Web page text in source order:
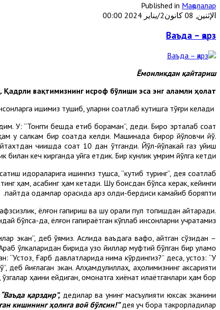
Published in Мақолалар
الإثنين, 08 كانون2/يناير 2024 00:00
Ваъда – қарз
Ёмонликдан қайтариш
вақтимизнинг исроф бўлиши эса энг аламли ҳолат.
У: “Тонгги бешда етиб бораман”, деди. Бироқ эрталаб соат
у салкам бир соатда келди. Машинада бирор йўловчи йўқ.
чиқишда соат 10 дан ўтганди. Йўл-йўлакай газ қуйиш
билан кеч кирганда уйга етдик. Бир кунлик умрим йўлга кетди.
идораларига ишингиз тушса, “кутиб туринг”, дея соатлаб
ҳам, асабинг ҳам кетади. Шу боисдан бўлса керак, кейинги
пайтда одамлар орасида қарз олди-бердиси камайиб боряпти.
ёлғон гапириш ва шу орқали пул топишдан қайтаради.
бўлса-да, ёлғон гапираётган кўплаб инсонларни учратамиз.
экан”, деб қўямиз. Аслида ваъдага вафо, айтган сўзидан
ўлкаларидан бирида узоқ йиллар муфтий бўлган бир уламо
Ғарб давлатларида нима кўрдингиз?” деса, устоз: “У
йиғлаган экан. Алҳамдулиллаҳ, аҳолимизнинг аксарияти
ҳақини ейдиган, омонатга хиёнат қилаётганлари ҳам бор.
“Ваъда қарздир”,дедилар ва унинг масъулияти юксак эканини
кишининг ҳолига вой бўлсин!”дея уч бора такрорладилар».